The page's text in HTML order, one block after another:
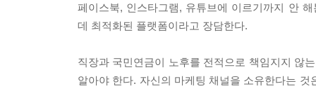
페이스북, 인스타그램, 유튜브에 이르기까지 안
데 최적화된 플랫폼이라고 장담한다.
직장과 국민연금이 노후를 전적으로 책임지지 않
알아야 한다. 자신의 마케팅 채널을 소유한다는